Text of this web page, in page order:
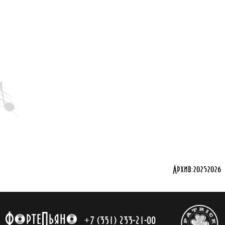
Архив:20252026
+7 (351) 233-21-00